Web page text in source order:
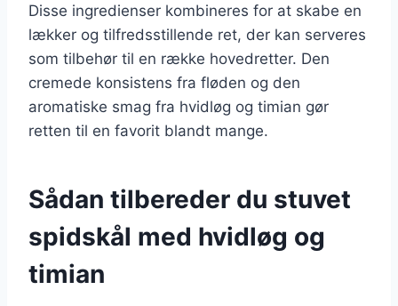
Disse ingredienser kombineres for at skabe en
lækker og tilfredsstillende ret, der kan serveres
som tilbehør til en række hovedretter. Den
cremede konsistens fra fløden og den
aromatiske smag fra hvidløg og timian gør
retten til en favorit blandt mange.
Sådan tilbereder du stuvet
spidskål med hvidløg og
timian